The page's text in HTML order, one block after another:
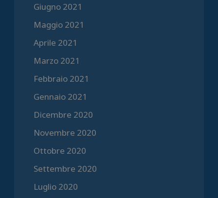
Giugno 2021
Maggio 2021
Aprile 2021
Marzo 2021
Febbraio 2021
Gennaio 2021
Dicembre 2020
Novembre 2020
Ottobre 2020
Settembre 2020
Luglio 2020